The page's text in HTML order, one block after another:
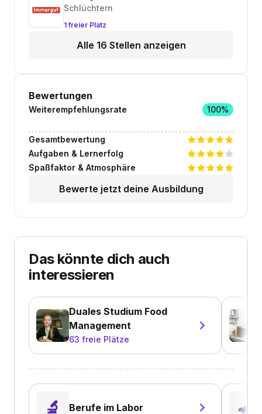
Schlüchtern
1 freier Platz
Alle 16 Stellen anzeigen
Bewertungen
Weiterempfehlungsrate 100%
Gesamtbewertung
Aufgaben & Lernerfolg
Spaßfaktor & Atmosphäre
Bewerte jetzt deine Ausbildung
Das könnte dich auch
interessieren
Duales Studium Food
Management
63 freie Plätze
🔬 Berufe im Labor 🐢